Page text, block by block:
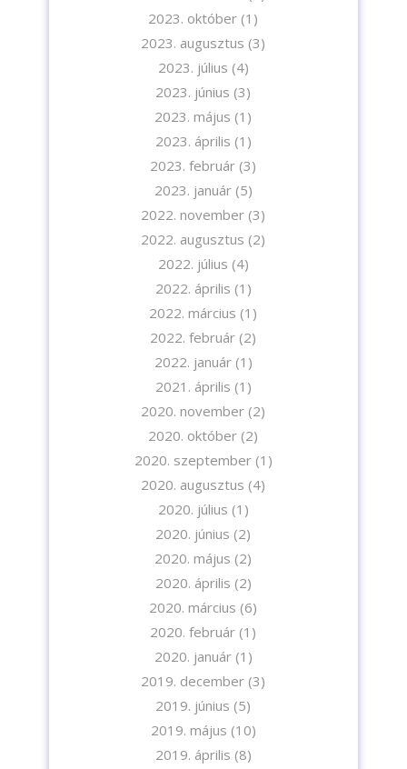
2023. október (1)
2023. augusztus (3)
2023. július (4)
2023. június (3)
2023. május (1)
2023. április (1)
2023. február (3)
2023. január(5)
2022. november (3)
2022. augusztus (2)
2022. július (4)
2022. április (1)
2022. március (1)
2022. február (2)
2022. január(1)
2021. április (1)
2020. november (2)
2020. október (2)
2020. szeptember(1)
2020. augusztus (4)
2020. július (1)
2020. június (2)
2020. május (2)
2020. április (2)
2020. március (6)
2020. február (1)
2020. január(1)
2019. december (3)
2019. június (5)
2019. május (10)
2019. április (8)